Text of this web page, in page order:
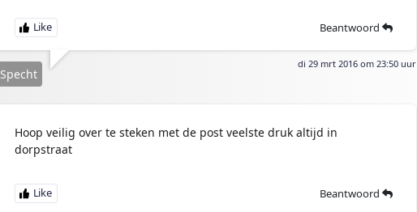
Beantwoord
di 29 mrt 2016 om 23:50 uur
Specht
Hoop veilig over te steken met de post veelste druk altijd in
dorpstraat
Beantwoord